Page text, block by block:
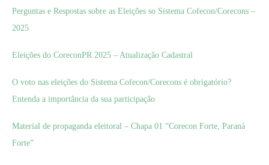
Perguntas e Respostas sobre as Eleições so Sistema Cofecon/Corecons –
2025
Eleições do CoreconPR 2025 – Atualização Cadastral
O voto nas eleições do Sistema Cofecon/Corecons é obrigatório?
Entenda a importância da sua participação
Material de propaganda eleitoral – Chapa 01 “Corecon Forte, Paraná
Forte”